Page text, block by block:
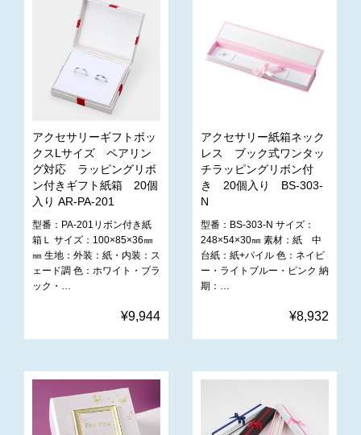
アクセサリーギフトボッ
クスLサイズ ペアリン
グ対応 ラッピングリボ
ン付きギフト紙箱 20個
入り AR-PA-201
型番：PA-201リボン付き紙
箱Ｌ サイズ：100×85×36㎜
㎜ 生地：外装：紙・内装：ス
ェード調 色：ホワイト・ブラ
ック・…
¥9,944
アクセサリー紙箱ネック
レス ブック式ワンタッ
チラッピングリボン付
き 20個入り BS-303-
N
型番：BS-303-N サイズ：
248×54×30㎜ 素材：紙 中
台紙：紙+パイル 色：ネイビ
ー・ライトブルー・ピンク 納
期：…
¥8,932